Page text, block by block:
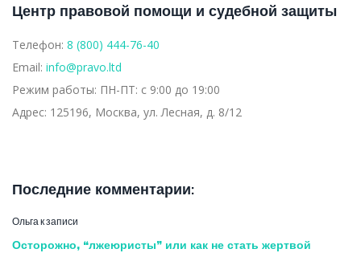
Центр правовой помощи и судебной защиты
Телефон: 8 (800) 444-76-40
Email: info@pravo.ltd
Режим работы: ПН-ПТ: с 9:00 до 19:00
Адрес: 125196, Москва, ул. Лесная, д. 8/12
Последние комментарии:
Ольга к записи
Осторожно, “лжеюристы” или как не стать жертвой